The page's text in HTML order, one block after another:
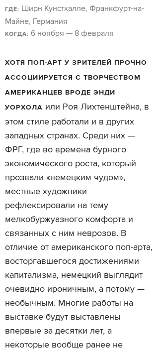
ГДЕ: Ширн Кунстхалле, Франкфурт-на-
Майне, Германия
КОГДА: 6 ноября — 8 февраля
ХОТЯ ПОП-АРТ У ЗРИТЕЛЕЙ ПРОЧНО
АССОЦИИРУЕТСЯ С ТВОРЧЕСТВОМ
АМЕРИКАНЦЕВ ВРОДЕ ЭНДИ
УОРХОЛА или Роя Лихтенштейна, в
этом стиле работали и в других
западных странах. Среди них —
ФРГ, где во времена бурного
экономического роста, который
прозвали «немецким чудом»,
местные художники
рефлексировали на тему
мелкобуржуазного комфорта и
связанных с ним неврозов. В
отличие от американского поп-арта,
восторгавшегося достижениями
капитализма, немецкий выглядит
очевидно ироничным, а потому —
необычным. Многие работы на
выставке будут выставлены
впервые за десятки лет, а
некоторые вообще ранее не